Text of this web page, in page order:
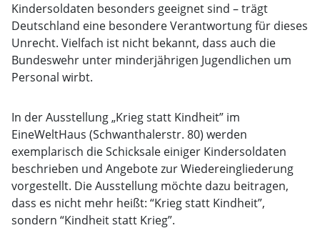
Kindersoldaten besonders geeignet sind – trägt
Deutschland eine besondere Verantwortung für dieses
Unrecht. Vielfach ist nicht bekannt, dass auch die
Bundeswehr unter minderjährigen Jugendlichen um
Personal wirbt.
In der Ausstellung „Krieg statt Kindheit” im
EineWeltHaus (Schwanthalerstr. 80) werden
exemplarisch die Schicksale einiger Kindersoldaten
beschrieben und Angebote zur Wiedereingliederung
vorgestellt. Die Ausstellung möchte dazu beitragen,
dass es nicht mehr heißt: “Krieg statt Kindheit”,
sondern “Kindheit statt Krieg”.